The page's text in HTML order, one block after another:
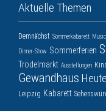
Aktuelle Themen
Demnächst Sommerkabarett
Dinner-Show Sommerferien
Trödelmarkt Ausstellungen
Gewandhaus Heute
Leipzig Kabarett